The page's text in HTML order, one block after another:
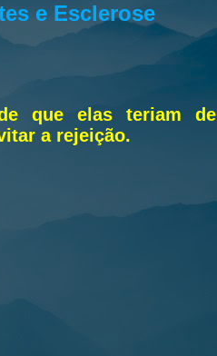
e Esclerose
que elas teriam de
a rejeição.